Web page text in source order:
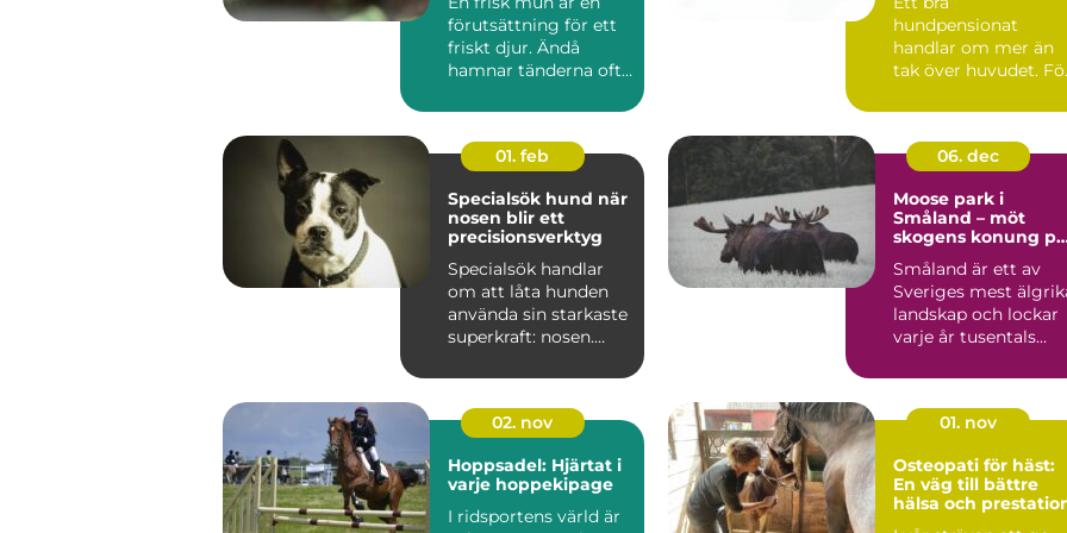
förutsättning för ett
friskt djur. Ändå
hamnar tänderna ofta
djur...
hundpensionat
handlar om mer än
tak över huvudet.
och runt Norrköping
01. feb
Specialsök hund när
nosen blir ett
precisionsverktyg
Specialsök handlar
om att låta hunden
använda sin starkaste
superkraft: nosen.
tr...
06. dec
Moose park i
Småland – möt
skogens konung på
Småland är ett av
Sveriges mest
landskap och lockar
varje år tusentals...
02. nov
Hoppsadel: Hjärtat i
varje hoppekipage
I ridsportens värld är
01. nov
Osteopati för häst:
En väg till bättre
hälsa och